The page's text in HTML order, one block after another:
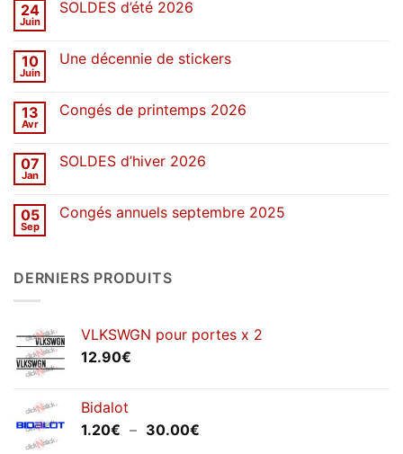
24
Juin
SOLDES d’été 2026
SOLDES
10
Juin
Une décennie de stickers
Une
13
Avr
Congés de printemps 2026
Congés
07
Jan
SOLDES d’hiver 2026
SOLDES
05
Sep
Congés annuels septembre 2025
annuels
DERNIERS PRODUITS
VLKSWGN pour portes x 2
12.90€
Bidalot
1.20€ – 30.00€